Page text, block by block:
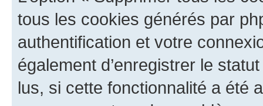
tous les cookies générés par
authentification et votre
également d’enregistrer le
lus, si cette fonctionnalité a été